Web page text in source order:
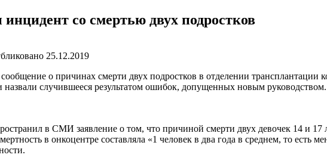
со смертью двух подростков
25.12.2019
о причинах смерти двух подростков в отделении трансплантации
случившееся результатом ошибок, допущенных новым руководством.
в СМИ заявление о том, что причиной смерти двух девочек 14 и 17
в онкоцентре составляла «1 человек в два года в среднем, то есть